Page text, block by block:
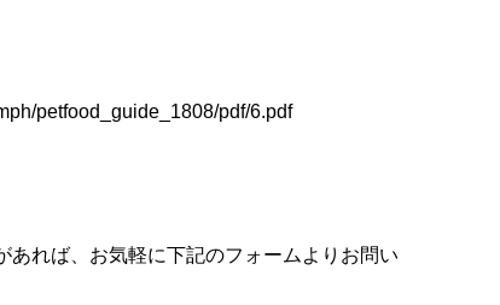
petfood_guide_1808/pdf/6.pdf
あれば、お気軽に下記のフォームよりお問い